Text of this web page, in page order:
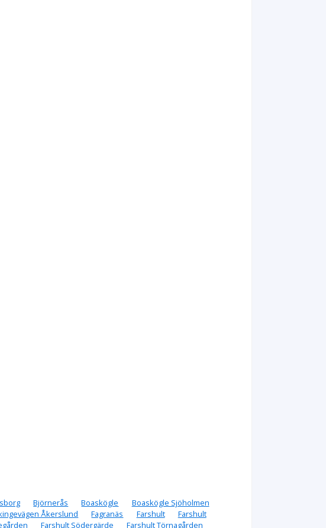
Björnerås Boaskögle
Boaskögle Sjöholmen
Åkerslund Fagranäs Farshult
Farshult
Farshult Södergärde Farshult Törnagården